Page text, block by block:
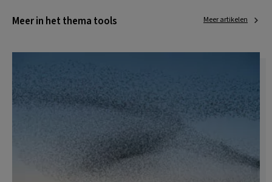
Meer in het thema tools Meer artikelen